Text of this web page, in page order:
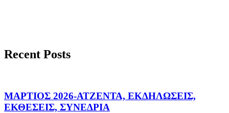
Recent Posts
ΜΑΡΤΙΟΣ 2026-ΑΤΖΕΝΤΑ, ΕΚΔΗΛΩΣΕΙΣ,
ΕΚΘΕΣΕΙΣ, ΣΥΝΕΔΡΙΑ